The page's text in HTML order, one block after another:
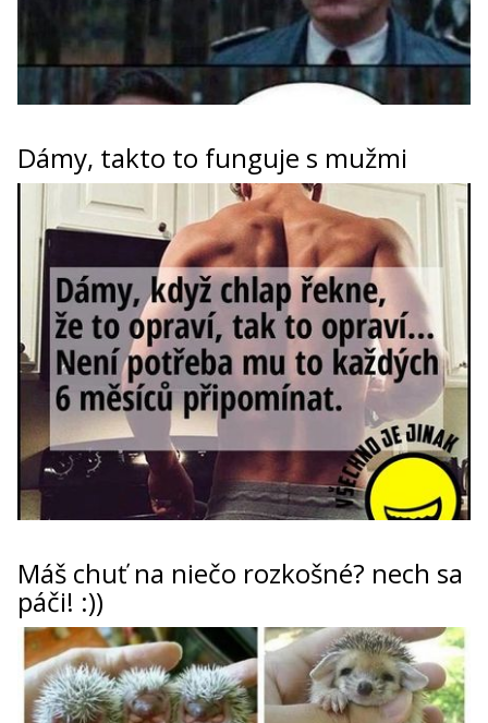
Dámy, takto to funguje s mužmi
Máš chuť na niečo rozkošné? nech sa
páči! :))